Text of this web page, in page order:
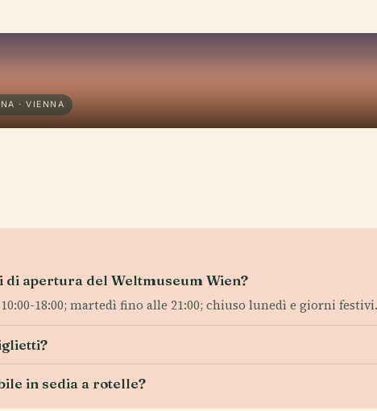
· VIENNA
di apertura del Weltmuseum Wien?
18:00; martedì fino alle 21:00; chiuso lunedì e giorni festivi.
in sedia a rotelle?